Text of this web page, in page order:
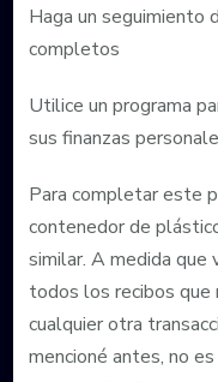
Haga un seguimiento
completos
Utilice un programa
sus finanzas
Para completar este
contenedor de
similar. A medida que
todos los recibos que
cualquier otra
mencioné antes, no